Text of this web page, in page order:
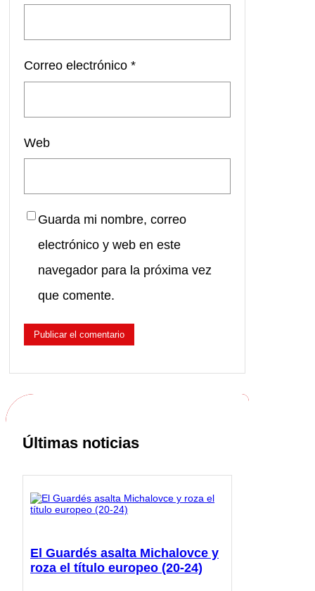
Correo electrónico *
Web
Guarda mi nombre, correo
electrónico y web en este
navegador para la próxima vez
que comente.
Últimas noticias
El Guardés asalta Michalovce y
roza el título europeo (20-24)